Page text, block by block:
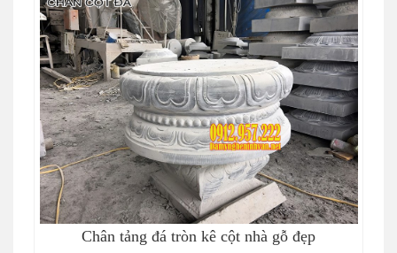
Chân tảng đá tròn kê cột nhà gỗ đẹp